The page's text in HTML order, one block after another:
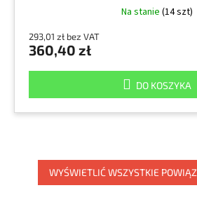
Na stanie (14 szt)
293,01 zł bez VAT
360,40 zł
DO KOSZYKA
WYŚWIETLIĆ WSZYSTKIE